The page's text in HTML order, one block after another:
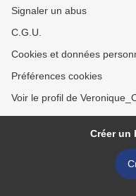
Signaler un abus
C.G.U.
Cookies et données
Préférences cookies
Voir le profil de
Créer un